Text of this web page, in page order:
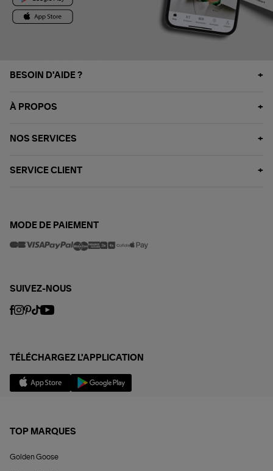
BESOIN D'AIDE ?
À PROPOS
NOS SERVICES
SERVICE CLIENT
MODE DE PAIEMENT
SUIVEZ-NOUS
TÉLÉCHARGEZ L'APPLICATION
TOP MARQUES
Golden Goose